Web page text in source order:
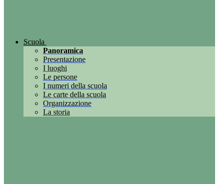
Scuola
Panoramica
Presentazione
I luoghi
Le persone
I numeri della scuola
Le carte della scuola
Organizzazione
La storia